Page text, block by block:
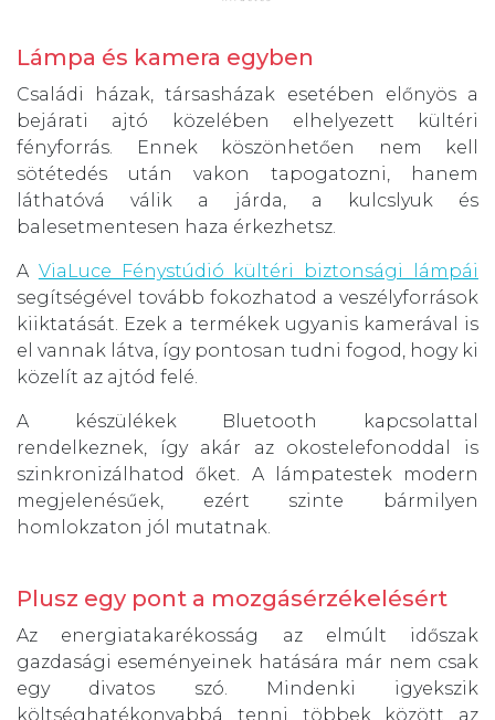
Lámpa és kamera egyben
Családi házak, társasházak esetében előnyös a
bejárati ajtó közelében elhelyezett kültéri
fényforrás. Ennek köszönhetően nem kell
sötétedés után vakon tapogatozni, hanem
láthatóvá válik a járda, a kulcslyuk és
balesetmentesen haza érkezhetsz.
A ViaLuce Fénystúdió kültéri biztonsági lámpái
segítségével tovább fokozhatod a veszélyforrások
kiiktatását. Ezek a termékek ugyanis kamerával is
el vannak látva, így pontosan tudni fogod, hogy ki
közelít az ajtód felé.
A készülékek Bluetooth kapcsolattal
rendelkeznek, így akár az okostelefonoddal is
szinkronizálhatod őket. A lámpatestek modern
megjelenésűek, ezért szinte bármilyen
homlokzaton jól mutatnak.
Plusz egy pont a mozgásérzékelésért
Az energiatakarékosság az elmúlt időszak
gazdasági eseményeinek hatására már nem csak
egy divatos szó. Mindenki igyekszik
költséghatékonyabbá tenni többek között az